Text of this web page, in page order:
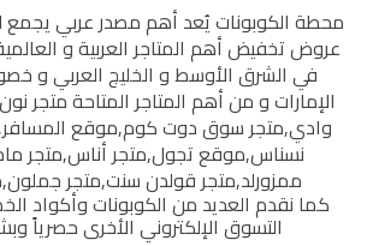
محطة الكوبوناتيُعد أهم مصدر عربي يجمع
عروض تخفيض أهم المتاجر العربية و
في الشرق الأوسط و الخليج العربي و
الإمارات و من أهم المتاجر المتاحةمتجر نون
وادي,متجر سوق دوت كوم,موقع المسافر
نسناس,موقع تجول,متجر أناس,متجر
ممزورلد,متجر قولدن سنت,متجر جملون,
كما نقدم العديد من الكوبونات وأكواد
التسوق الإلكتروني الأخرى حصرياً